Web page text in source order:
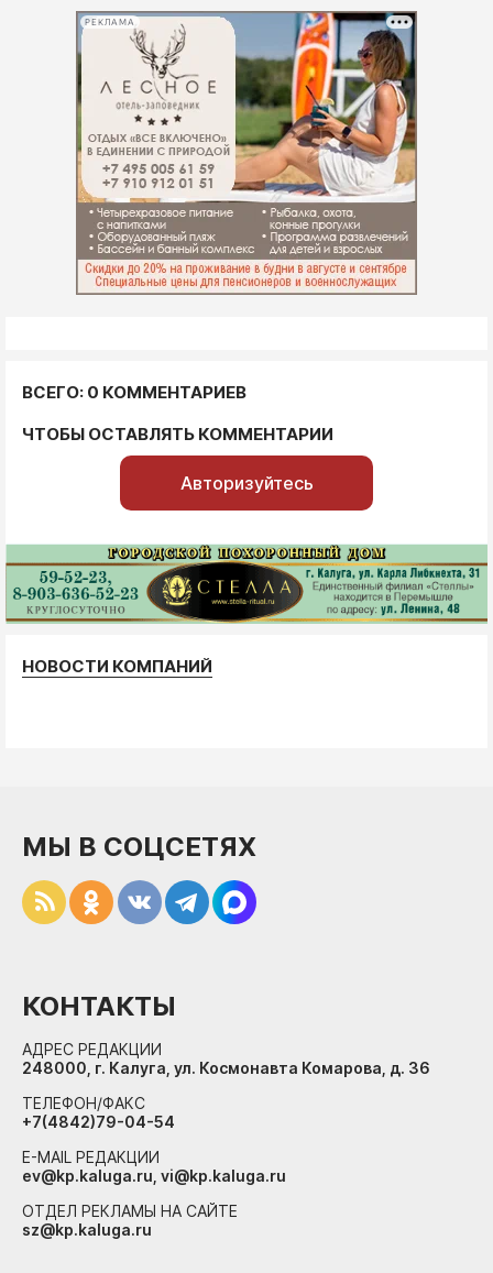
РЕКЛАМА
ВСЕГО: 0 КОММЕНТАРИЕВ
ЧТОБЫ ОСТАВЛЯТЬ КОММЕНТАРИИ
Авторизуйтесь
НОВОСТИ КОМПАНИЙ
МЫ В СОЦСЕТЯХ
КОНТАКТЫ
АДРЕС РЕДАКЦИИ
248000, г. Калуга, ул. Космонавта Комарова, д. 36
ТЕЛЕФОН/ФАКС
+7(4842)79-04-54
E-MAIL РЕДАКЦИИ
ev@kp.kaluga.ru, vi@kp.kaluga.ru
ОТДЕЛ РЕКЛАМЫ НА САЙТЕ
sz@kp.kaluga.ru